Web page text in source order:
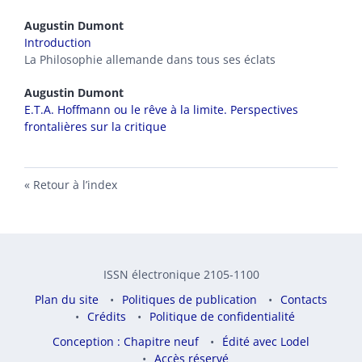
Augustin Dumont
Introduction
La Philosophie allemande dans tous ses éclats
Augustin Dumont
E.T.A. Hoffmann ou le rêve à la limite. Perspectives
frontalières sur la critique
Retour à l’index
ISSN électronique 2105-1100
Plan du site
Politiques de publication
Contacts
Crédits
Politique de confidentialité
Conception : Chapitre neuf
Édité avec Lodel
Accès réservé